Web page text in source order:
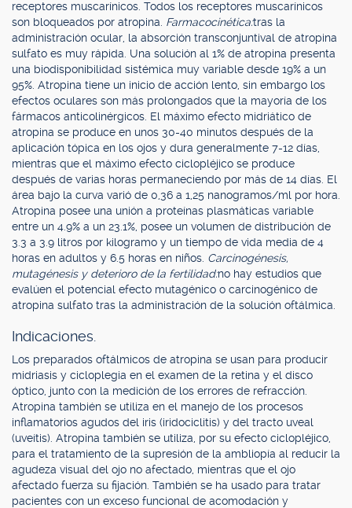
receptores muscarínicos. Todos los receptores muscarínicos
son bloqueados por atropina. Farmacocinética:tras la
administración ocular, la absorción transconjuntival de atropina
sulfato es muy rápida. Una solución al 1% de atropina presenta
una biodisponibilidad sistémica muy variable desde 19% a un
95%. Atropina tiene un inicio de acción lento, sin embargo los
efectos oculares son más prolongados que la mayoría de los
fármacos anticolinérgicos. El máximo efecto midriático de
atropina se produce en unos 30-40 minutos después de la
aplicación tópica en los ojos y dura generalmente 7-12 días,
mientras que el máximo efecto ciclopléjico se produce
después de varias horas permaneciendo por más de 14 días. El
área bajo la curva varió de 0,36 a 1,25 nanogramos/ml por hora.
Atropina posee una unión a proteínas plasmáticas variable
entre un 4.9% a un 23.1%, posee un volumen de distribución de
3.3 a 3.9 litros por kilogramo y un tiempo de vida media de 4
horas en adultos y 6.5 horas en niños. Carcinogénesis,
mutagénesis y deterioro de la fertilidad:no hay estudios que
evalúen el potencial efecto mutagénico o carcinogénico de
atropina sulfato tras la administración de la solución oftálmica.
Indicaciones.
Los preparados oftálmicos de atropina se usan para producir
midriasis y cicloplegia en el examen de la retina y el disco
óptico, junto con la medición de los errores de refracción.
Atropina también se utiliza en el manejo de los procesos
inflamatorios agudos del iris (iridociclitis) y del tracto uveal
(uveítis). Atropina también se utiliza, por su efecto ciclopléjico,
para el tratamiento de la supresión de la ambliopía al reducir la
agudeza visual del ojo no afectado, mientras que el ojo
afectado fuerza su fijación. También se ha usado para tratar
pacientes con un exceso funcional de acomodación y